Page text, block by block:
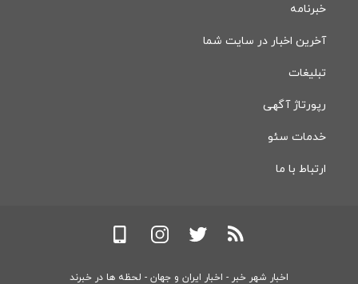
خبرنامه
آخرین اخبار در سایت شما
تبلیغات
رپورتاژ آگهی
خدمات سئو
ارتباط با ما
اخبار شهر خبر - اخبار ایران و جهان - لحظه ها در خبرند